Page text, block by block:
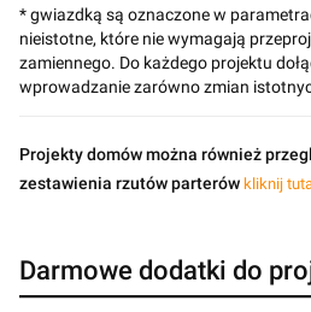
* gwiazdką są oznaczone w
nieistotne, które nie wymagają
zamiennego. Do każdego projektu
wprowadzanie zarówno zmian
Projekty domów można również
zestawienia rzutów parterów kliknij
Darmowe dodatki do